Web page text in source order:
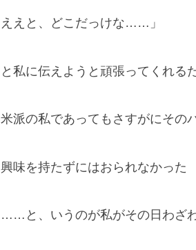
ええと、どこだっけな……」
と私に伝えようと頑張ってくれる
米派の私であってもさすがにその
興味を持たずにはおられなかった
……と、いうのが私がその日わざ